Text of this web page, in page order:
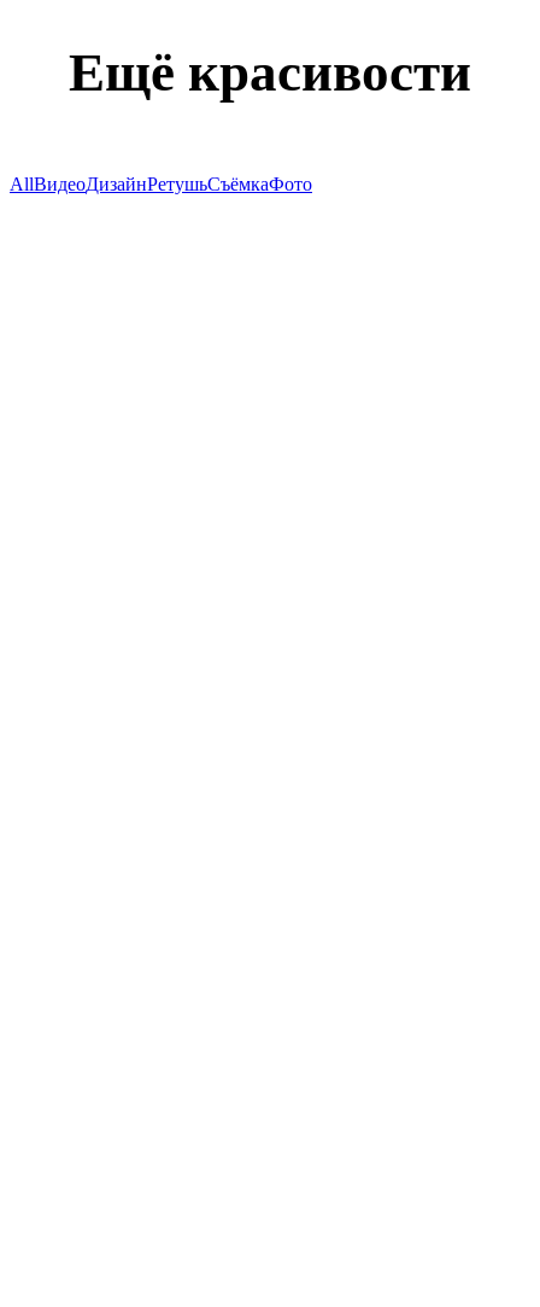
Ещё красивости
AllВидеоДизайнРетушьСъёмкаФото